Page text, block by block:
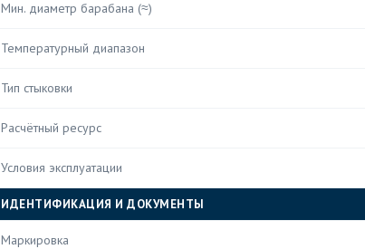
Мин. диаметр барабана (≈)
Температурный диапазон
Тип стыковки
Расчётный ресурс
Условия эксплуатации
ИДЕНТИФИКАЦИЯ И ДОКУМЕНТЫ
Маркировка